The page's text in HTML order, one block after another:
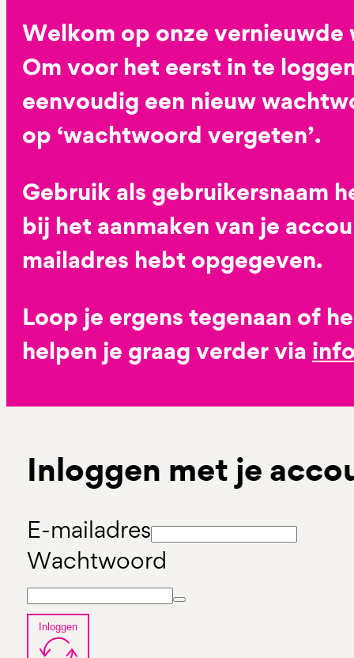
Welkom op onze vernieuwde
Om voor het eerst in te
eenvoudig een nieuw
op ‘wachtwoord vergeten’.
Gebruik als gebruikersnaam
bij het aanmaken van je
mailadres hebt opgegeven.
Loop je ergens tegenaan of
helpen je graag verder via
Inloggen met je
E-mailadres
Wachtwoord
Inloggen